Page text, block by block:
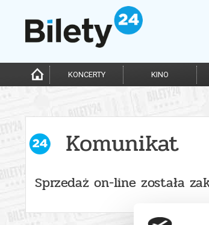
KONCERTY KINO
Komunikat
Sprzedaż on-line została